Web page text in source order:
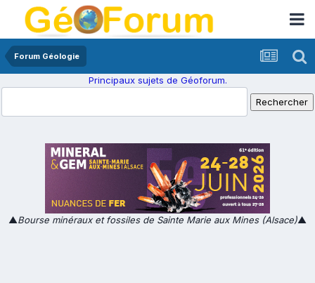
Forum Géologie
Principaux sujets de Géoforum.
▲Bourse minéraux et fossiles de Sainte Marie aux Mines (Alsace)▲